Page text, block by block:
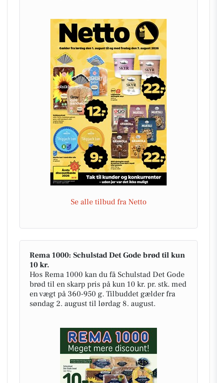
Se alle tilbud fra Netto
Rema 1000: Schulstad Det Gode brød til kun
10 kr.
Hos Rema 1000 kan du få Schulstad Det Gode
brød til en skarp pris på kun 10 kr. pr. stk. med
en vægt på 360-950 g. Tilbuddet gælder fra
søndag 2. august til lørdag 8. august.